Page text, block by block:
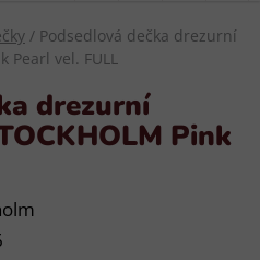
KOŠÍK
/ Podsedlová dečka drezurní
Pearl vel. FULL
drezurní
Pink